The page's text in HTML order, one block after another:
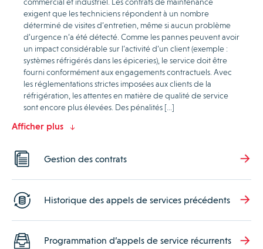
exigent que les techniciens répondent à un nombre
déterminé de visites d’entretien, même si aucun problème
d’urgence n’a été détecté. Comme les pannes peuvent avoir
un impact considérable sur l’activité d’un client (exemple :
systèmes réfrigérés dans les épiceries), le service doit être
fourni conformément aux engagements contractuels. Avec
les réglementations strictes imposées aux clients de la
réfrigération, les attentes en matière de qualité de service
sont encore plus élevées. Des pénalités […]
Afficher plus
Gestion des contrats
Historique des appels de services précédents
Programmation d’appels de service récurrents